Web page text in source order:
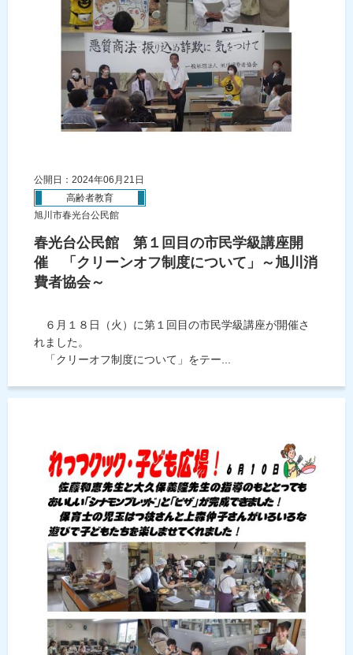
公開日：2024年06月21日
高齢者教育
旭川市春光台公民館
春光台公民館 第１回目の市民学級講座開
催 「クリーンオフ制度について」～旭川消
費者協会～
６月１８日（火）に第１回目の市民学級講座が開催さ
れました。
「クリーオフ制度について」をテー...